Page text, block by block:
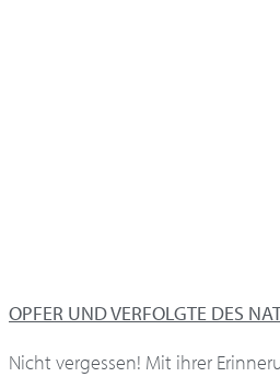
OPFER UND VERFOLGTE DES
Nicht vergessen! Mit ihrer